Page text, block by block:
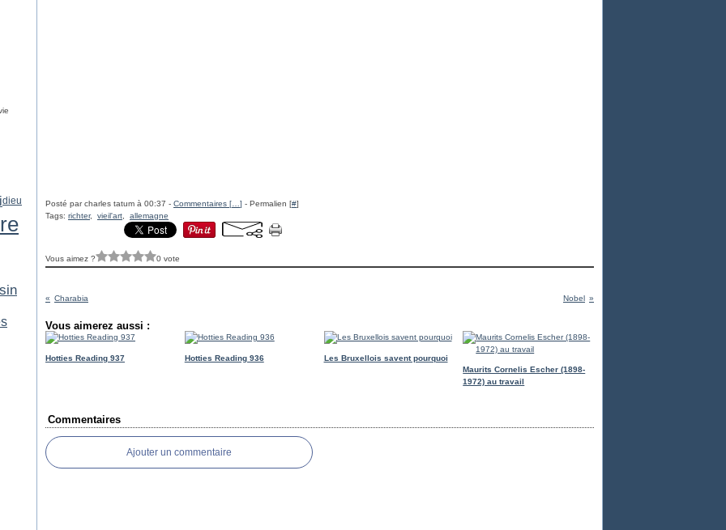
dieu Posté par charles tatum à 00:37 - Commentaires [ ] - Permalien [#]
Tags: richter, vieil'art allemagne
Vous aimez ? 0 vote
Charabia Nobel
Vous aimerez aussi :
Hotties Reading 937 Hotties Reading 936
Les Bruxellois savent pourquoi
Maurits Cornelis Escher (1898-
1972) au travail
Commentaires
Ajouter un commentaire